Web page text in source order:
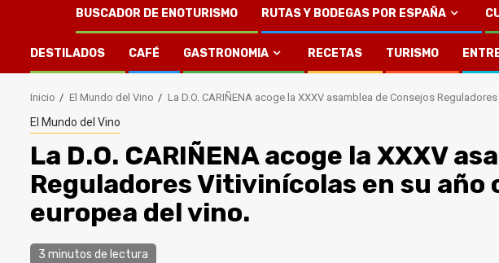
BUSCADOR DE ENOTURISMO RUTAS Y BODEGAS POR ESPAÑA
DESTILADOS CAFÉ GASTRONOMIA RECETAS TURISMO
Inicio El Mundo del Vino La D.O. CARIÑENA acoge la XXXV asamblea de Consejos
El Mundo del Vino
La D.O. CARIÑENA acoge la XXXV
Reguladores Vitivinícolas en su año
europea del vino.
3 minutos de lectura